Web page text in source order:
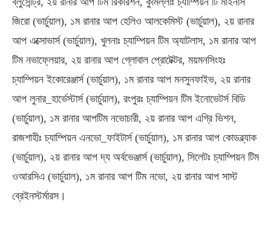
জিরো (ভার্চুয়াল), ১ম রানার আপ হেলিও আলকেমিস্ট (ভার্চুয়াল), ২য় রানার
আপ এক্সোভার্স (ভার্চুয়াল), খুলনাঃ চ্যাম্পিয়ন টিম অ্যাটলাস, ১ম রানার আপ
টিম নভাফ্লেয়ার, ২য় রানার আপ গ্লোবাল প্রোটেক্টর, ময়মনসিংহঃ
চ্যাম্পিয়ন ইকোরেঞ্জার্স (ভার্চুয়াল), ১ম রানার আপ মনসুনফাইভ, ২য় রানার
আপ লুনার_হার্ভেস্টার্স (ভার্চুয়াল), রংপুরঃ চ্যাম্পিয়ন টিম ইনোভেটর্স বিডি
(ভার্চুয়াল), ১ম রানার আপটিম নভোচারী, ২য় রানার আপ এগ্রি ভিশন,
রাজশাহীঃ চ্যাম্পিয়ন এনভো_ফাইটার্স (ভার্চুয়াল), ১ম রানার আপ কোডব্ল্যাক
(ভার্চুয়াল), ২য় রানার আপ দ্য অর্বভেঞ্জার্স (ভার্চুয়াল), সিলেটঃ চ্যাম্পিয়ন টিম
ওআরসিএ (ভার্চুয়াল), ১ম রানার আপ টিম নভো, ২য় রানার আপ সাস্ট
ব্রেইনস্টর্মারস।